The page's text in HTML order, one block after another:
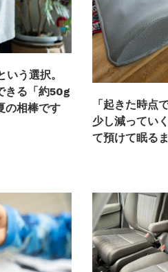
う選択。
きる「約50g
の相棒です
「起きた時点
少し減ってい
て預けて眠る